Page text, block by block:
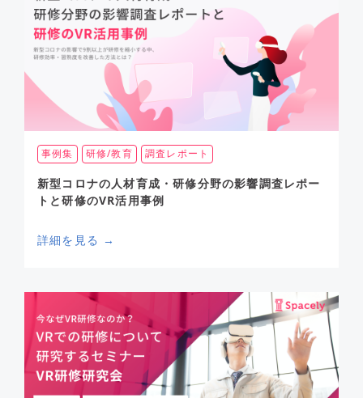
事例集 研修/教育 調査レポート
新型コロナの人材育成・研修分野の影響調査レポー
トと研修のVR活用事例
詳細を見る →